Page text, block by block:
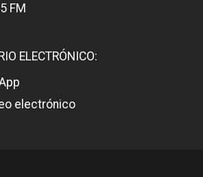
FM
ELECTRÓNICO:
electrónico